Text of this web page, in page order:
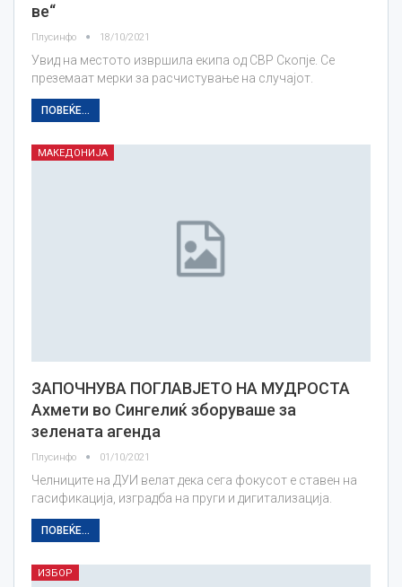
ве“
Плусинфо 18/10/2021
Увид на местото извршила екипа од СВР Скопје. Се
преземаат мерки за расчистување на случајот.
ПОВЕЌЕ...
МАКЕДОНИЈА
ЗАПОЧНУВА ПОГЛАВЈЕТО НА МУДРОСТА
Ахмети во Сингелиќ зборуваше за
зелената агенда
Плусинфо 01/10/2021
Челниците на ДУИ велат дека сега фокусот е ставен на
гасификација, изградба на пруги и дигитализација.
ПОВЕЌЕ...
ИЗБОР